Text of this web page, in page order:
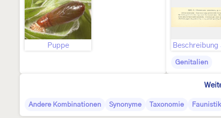
Puppe
Genitalien
Andere Kombinationen Synonyme Taxonomie Faunistik